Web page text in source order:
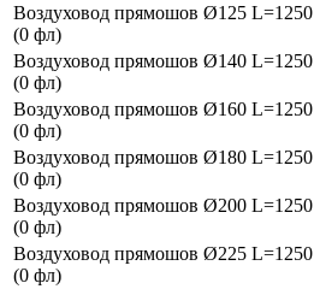
Воздуховод прямошов Ø125 L=1250
(0 фл)
Воздуховод прямошов Ø140 L=1250
(0 фл)
Воздуховод прямошов Ø160 L=1250
(0 фл)
Воздуховод прямошов Ø180 L=1250
(0 фл)
Воздуховод прямошов Ø200 L=1250
(0 фл)
Воздуховод прямошов Ø225 L=1250
(0 фл)